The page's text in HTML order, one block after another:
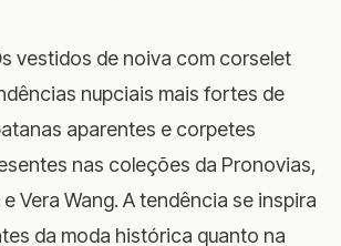
vestidos de noiva com corselet
nupciais mais fortes de
aparentes e corpetes
nas coleções da Pronovias,
eVera Wang. A tendência se inspira
da moda histórica quanto na